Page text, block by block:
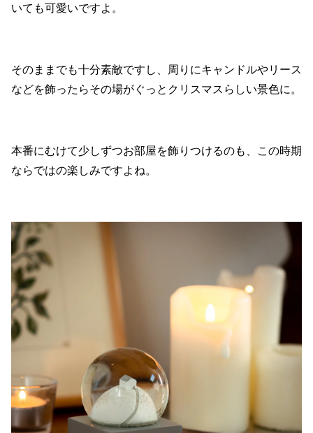
いても可愛いですよ。
そのままでも十分素敵ですし、周りにキャンドルやリース
などを飾ったらその場がぐっとクリスマスらしい景色に。
本番にむけて少しずつお部屋を飾りつけるのも、この時期
ならではの楽しみですよね。